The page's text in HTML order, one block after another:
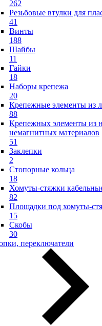
262
Резьбовые втулки для
41
Винты
188
Шайбы
11
Гайки
18
Наборы крепежа
20
Крепежные элементы из
88
Крепежных элементы из
немагнитных материалов
51
Заклепки
2
Стопорные кольца
18
Хомуты-стяжки
82
Площадки под хомуты-
15
Скобы
30
переключатели